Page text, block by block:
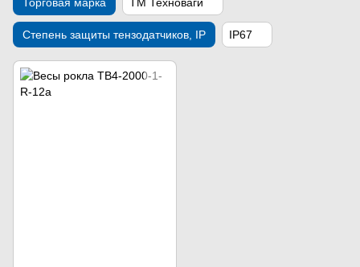
Степень защиты тензодатчиков, IP IP67